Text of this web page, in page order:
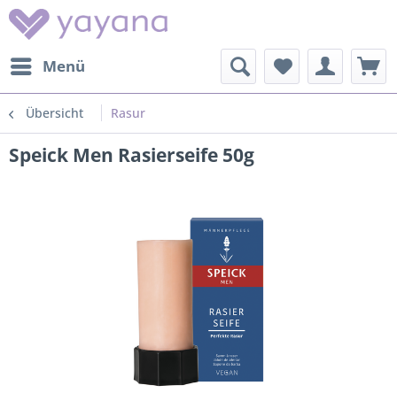
Menü
Übersicht Rasur
Speick Men Rasierseife 50g